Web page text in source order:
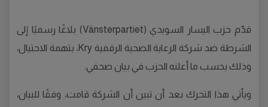
قدّم حزب اليسار السويدي (Vänsterpartiet) بلاغًا رسميًا إلى
الشرطة ضد شركة الرعاية الصحية الرقمية Kry، بتهمة الاحتيال،
وذلك بحسب ما أعلنه الحزب في بيان صحفي.
ويأتي هذا التحرك بعد أن تبين أن الشركة قامت، وفقًا للبيان،